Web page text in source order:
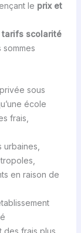
le prix et
tarifs scolarité
sous
école
frais,
en raison de
des frais plus